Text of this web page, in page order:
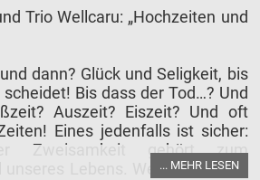
Trio Wellcaru: „Hochzeiten und
dann? Glück und Seligkeit, bis
Bis dass der Tod…? Und
Auszeit? Eiszeit? Und oft
Eines jedenfalls ist sicher:
Zweisamkeit gehört zum
unseres Lebens. Welch seltsame
... MEHR LESEN